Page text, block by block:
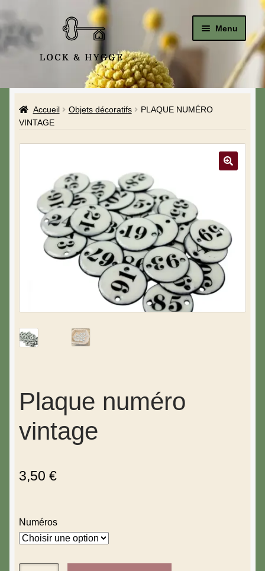
Menu
Le Studio
La Boutique
A propos de moi
Mon compte
Blog & Hygge
Accueil Objets décoratifs
PLAQUE NUMÉRO
VINTAGE
Plaque numéro
vintage
3,50 €
Numéros